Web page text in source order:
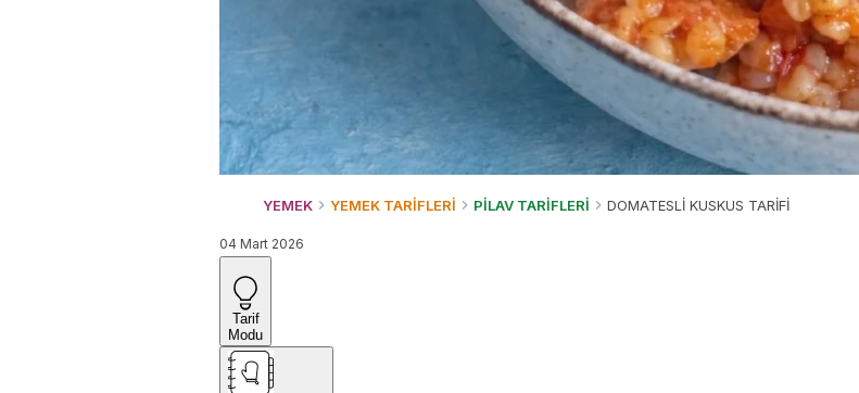
YEMEK YEMEK TARİFLERİ PİLAV TARİFLERİ DOMATESLİ KUSKUS TARİFİ
04 Mart 2026
Tarif
Modu